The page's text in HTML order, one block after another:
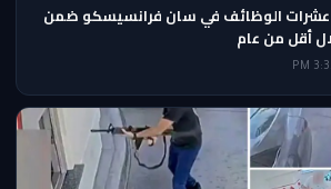
الوظائف في سان فرانسيسكو ضمن
أقل من عام